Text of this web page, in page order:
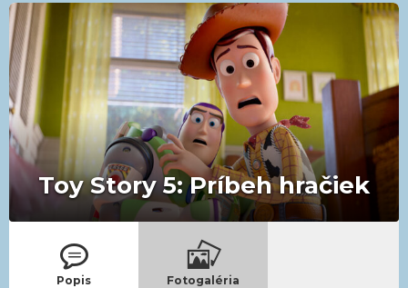
Toy Story 5: Príbeh hračiek
Popis Fotogaléria